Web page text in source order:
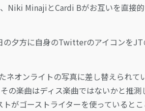
Niki MinajiとCardi Bがお互いを直接
夕方に自身のTwitterのアイコンを
オンライトの写真に差し替えられて
の楽曲はディス楽曲ではないかと推測
がゴーストライターを使っているとこ